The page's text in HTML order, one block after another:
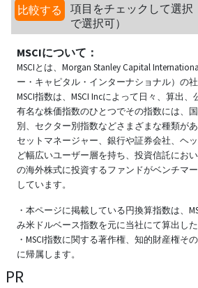
比較する
項目をチェックして選択
で選択可）
MSCIについて：
MSCIとは、Morgan Stanley Capital
ー・キャピタル・インターナショナル）の社
MSCI指数は、MSCI Incによって日々、算出
有名な株価指数のひとつでその指数には、
別、セクター別指数などさまざまな種類が
セットマネージャー、銀行や証券会社、ヘ
ど幅広いユーザー層を持ち、投資信託にお
の海外株式に投資するファンドがベンチマ
しています。
・本ページに掲載している円換算指数は、
み米ドルベース指数を元に当社にて算出した
・MSCI指数に関する著作権、知的財産権そ
に帰属します。
PR